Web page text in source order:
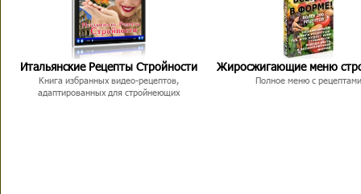
Итальянские Рецепты Стройности
Книга избранных видео-рецептов,
адаптированных для стройнеющих
Жиросжигающие меню
Полное меню с рецептами